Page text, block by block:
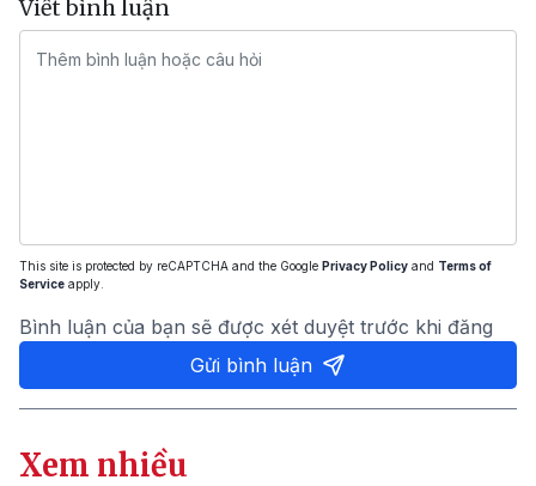
Viết bình luận
This site is protected by reCAPTCHA and the Google Privacy Policy and Terms of
Service apply.
Bình luận của bạn sẽ được xét duyệt trước khi đăng
Gửi bình luận
Xem nhiều